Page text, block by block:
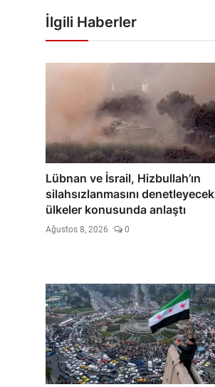
İlgili Haberler
Lübnan ve İsrail, Hizbullah’ın
silahsızlanmasını denetleyecek
ülkeler konusunda anlaştı
Ağustos 8, 2026 0